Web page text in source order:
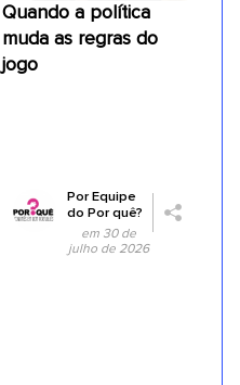
Quando a política
muda as regras do
jogo
PorEquipe
do Por quê?
em 30 de
julho de 2026